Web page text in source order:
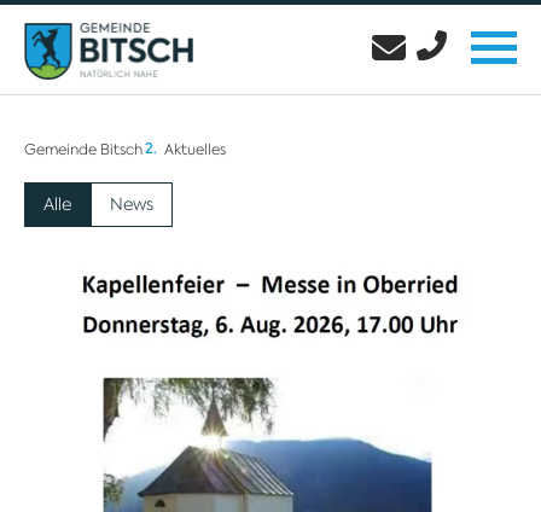
Gemeinde Bitsch Aktuelles
Alle News